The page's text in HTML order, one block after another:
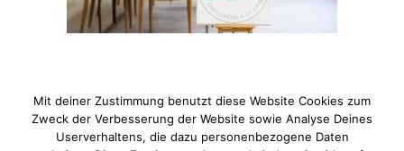
Mit deiner Zustimmung benutzt diese Website Cookies zum
Zweck der Verbesserung der Website sowie Analyse Deines
Userverhaltens, die dazu personenbezogene Daten